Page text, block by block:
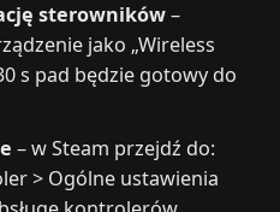
sterowników–
jako „Wireless
s pad będzie gotowy do
– w Steam przejdź do:
> Ogólne ustawienia